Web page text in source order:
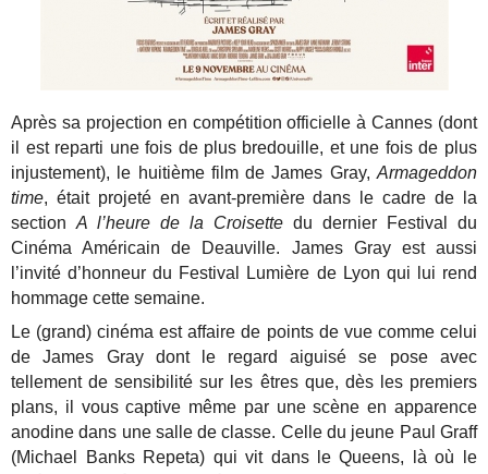
Après sa projection en compétition officielle à Cannes (dont
il est reparti une fois de plus bredouille, et une fois de plus
injustement), le huitième film de James Gray, Armageddon
time, était projeté en avant-première dans le cadre de la
sectionA l’heure de la Croisette du dernier Festival du
Cinéma Américain de Deauville. James Gray est aussi
l’invité d’honneur du Festival Lumière de Lyon qui lui rend
hommage cette semaine.
Le (grand) cinéma est affaire de points de vue comme celui
de James Gray dont le regard aiguisé se pose avec
tellement de sensibilité sur les êtres que, dès les premiers
plans, il vous captive même par une scène en apparence
anodine dans une salle de classe. Celle du jeune Paul Graff
(Michael Banks Repeta) qui vit dans le Queens, là où le